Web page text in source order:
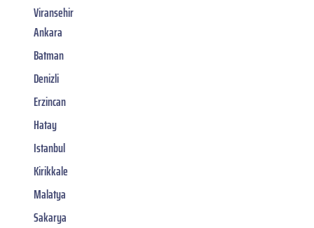
Viransehir
Ankara
Batman
Denizli
Erzincan
Hatay
Istanbul
Kirikkale
Malatya
Sakarya